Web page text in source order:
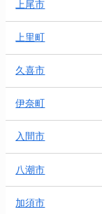
上尾市
上里町
久喜市
伊奈町
入間市
八潮市
加須市